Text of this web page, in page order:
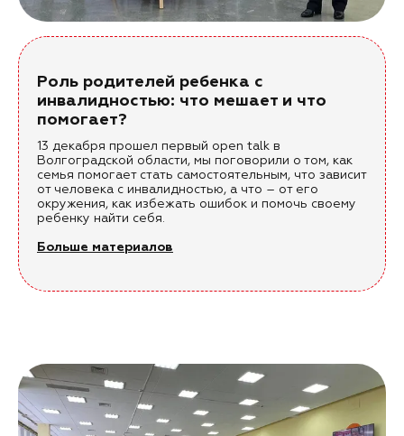
Роль родителей ребенка с
инвалидностью: что мешает и что
помогает?
13 декабря прошел первый open talk в
Волгоградской области, мы поговорили о том, как
семья помогает стать самостоятельным, что зависит
от человека с инвалидностью, а что – от его
окружения, как избежать ошибок и помочь своему
ребенку найти себя.
Больше материалов